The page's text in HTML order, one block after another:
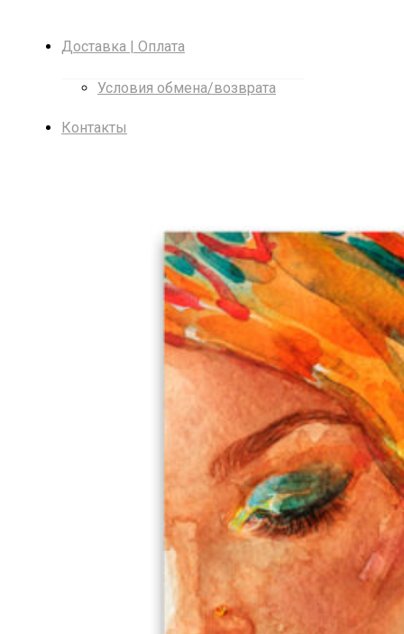
Доставка | Оплата
Условия обмена/возврата
Контакты